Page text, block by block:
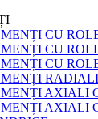
CU
CU
CU
AXIALI
AXIALI